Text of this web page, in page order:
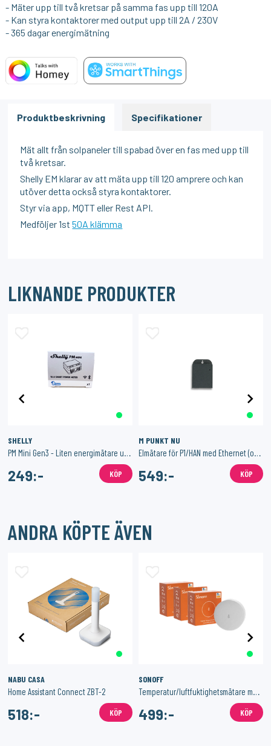
- Mäter upp till två kretsar på samma fas upp till 120A
- Kan styra kontaktorer med output upp till 2A / 230V
- 365 dagar energimätning
Produktbeskrivning Specifikationer
Mät allt från solpaneler till spabad över en fas med upp till
två kretsar.
Shelly EM klarar av att mäta upp till 120 amprere och kan
utöver detta också styra kontaktorer.
Styr via app, MQTT eller Rest API.
Medföljer 1st50A klämma
LIKNANDE PRODUKTER
SHELLY
PM Mini Gen3 - Liten energimätare utan relä
249:- KÖP
M PUNKT NU
Elmätare för P1/HAN med Ethernet (och Wi-Fi)
549:- KÖP
ANDRA KÖPTE ÄVEN
NABU CASA
Home Assistant Connect ZBT-2
518:- KÖP
SONOFF
Temperatur/luftfuktighetsmätare med Zigbee 3-Pack
499:- KÖP